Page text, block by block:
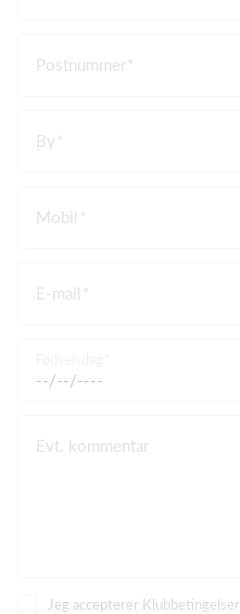
Postnummer
By
Mobil
E-mail
Evt. kommentar
Jeg accepterer Klubbetingelser